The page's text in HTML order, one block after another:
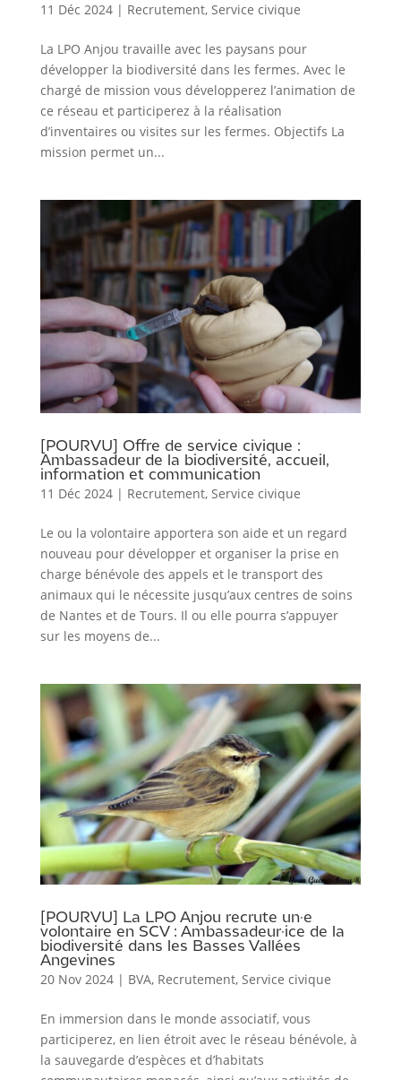
11 Déc 2024| Recrutement, Service civique
La LPO Anjou travaille avec les paysans pour
développer la biodiversité dans les fermes. Avec le
chargé de mission vous développerez l’animation de
ce réseau et participerez à la réalisation
d’inventaires ou visites sur les fermes. Objectifs La
mission permet un...
[POURVU] Offre de service civique :
Ambassadeur de la biodiversité, accueil,
information et communication
11 Déc 2024| Recrutement, Service civique
Le ou la volontaire apportera son aide et un regard
nouveau pour développer et organiser la prise en
charge bénévole des appels et le transport des
animaux qui le nécessite jusqu’aux centres de soins
de Nantes et de Tours. Il ou elle pourra s’appuyer
sur les moyens de...
[POURVU] La LPO Anjou recrute un·e
volontaire en SCV : Ambassadeur·ice de la
biodiversité dans les Basses Vallées
Angevines
20 Nov 2024| BVA, Recrutement, Service civique
En immersion dans le monde associatif, vous
participerez, en lien étroit avec le réseau bénévole, à
la sauvegarde d’espèces et d’habitats